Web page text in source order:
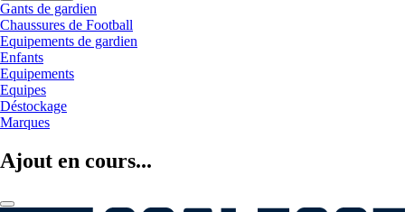
Gants de gardien
Chaussures de Football
Equipements de gardien
Enfants
Equipements
Equipes
Déstockage
Marques
Ajout en cours...